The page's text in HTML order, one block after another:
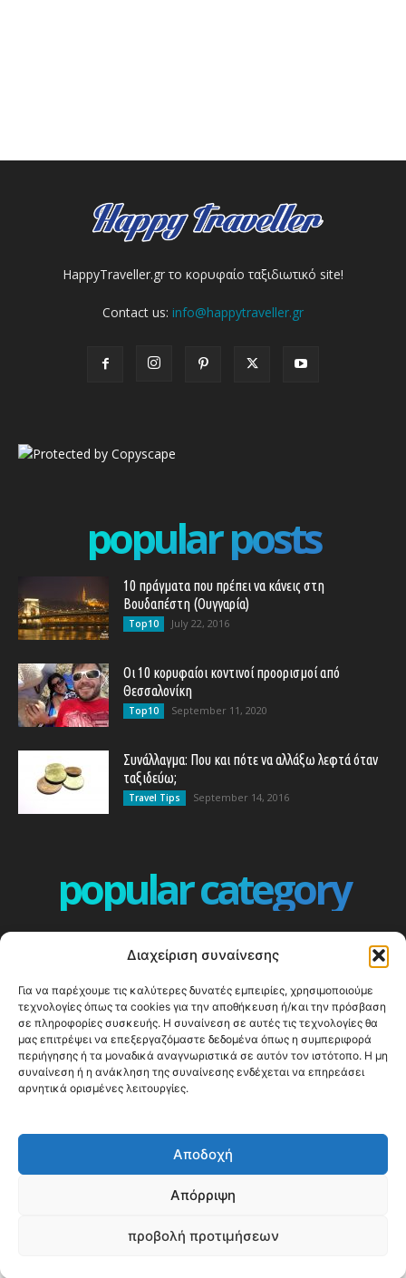
Διαχείριση συναίνεσης
Για να παρέχουμε τις καλύτερες δυνατές εμπειρίες, χρησιμοποιούμε
τεχνολογίες όπως τα cookies για την αποθήκευση ή/και την πρόσβαση
σε πληροφορίες συσκευής. Η συναίνεση σε αυτές τις τεχνολογίες θα
μας επιτρέψει να επεξεργαζόμαστε δεδομένα όπως η συμπεριφορά
περιήγησης ή τα μοναδικά αναγνωριστικά σε αυτόν τον ιστότοπο. Η μη
συναίνεση ή η ανάκληση της συναίνεσης ενδέχεται να επηρεάσει
αρνητικά ορισμένες λειτουργίες.
Αποδοχή
Απόρριψη
προβολή προτιμήσεων
HappyTraveller.gr το κορυφαίο ταξιδιωτικό site!
Contact us: info@happytraveller.gr
popular posts
10 πράγματα που πρέπει να κάνεις στη
Βουδαπέστη (Ουγγαρία)
Top10 July 22, 2016
Οι 10 κορυφαίοι κοντινοί προορισμοί από
Θεσσαλονίκη
Top10 September 11, 2020
Συνάλλαγμα: Που και πότε να αλλάξω λεφτά όταν
ταξιδεύω;
Travel Tips September 14, 2016
popular category
360
ΕΥΡΩΠΗ
332
ΚΟΣΜΟΣ - WORLD
328
Top10
303
Cool spots
ΝΗΣΙΑ
245
© Happy Traveller 2014-2025